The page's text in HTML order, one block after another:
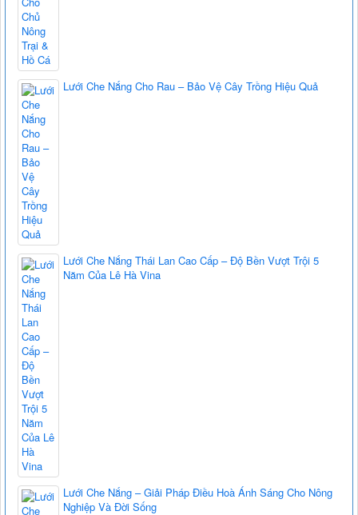
Lưới Che Nắng Cho Rau – Bảo Vệ Cây Trồng Hiệu Quả
Lưới Che Nắng Thái Lan Cao Cấp – Độ Bền Vượt Trội 5
Năm Của Lê Hà Vina
Lưới Che Nắng – Giải Pháp Điều Hoà Ánh Sáng Cho Nông
Nghiệp Và Đời Sống